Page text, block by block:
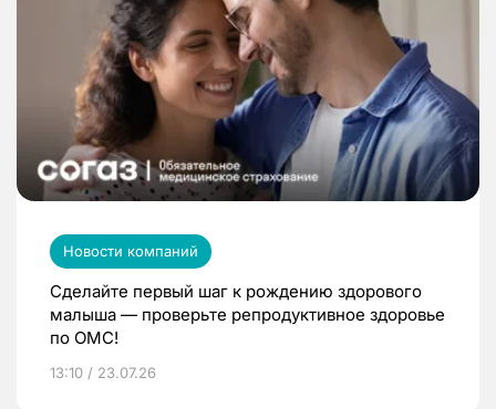
Новости компаний
Сделайте первый шаг к рождению здорового
малыша — проверьте репродуктивное здоровье
по ОМС!
13:10 / 23.07.26